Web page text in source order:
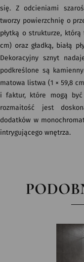
się. Z odcieniami
tworzy powierzchnię o
płytką o strukturze, którą
cm) oraz gładką, białą
Dekoracyjny sznyt
podkreślone są
matowa listwa (1 × 59,8
i faktur, które mogą
rozmaitość jest
dodatków w
intrygującego wnętrza.